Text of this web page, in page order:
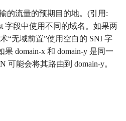
的流量的预期目的地。(引用:
字段中使用不同的域名。如果两
“无域前置”使用空白的 SNI 字
domain-x 和 domain-y 是同一
可能会将其路由到 domain-y。